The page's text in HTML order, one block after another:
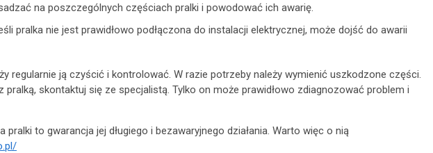
na poszczególnych częściach pralki i powodować ich awarię.
pralka nie jest prawidłowo podłączona do instalacji elektrycznej, może dojść do awarii
regularnie ją czyścić i kontrolować. W razie potrzeby należy wymienić uszkodzone części.
pralką, skontaktuj się ze specjalistą. Tylko on może prawidłowo zdiagnozować problem i
pralki to gwarancja jej długiego i bezawaryjnego działania. Warto więc o nią